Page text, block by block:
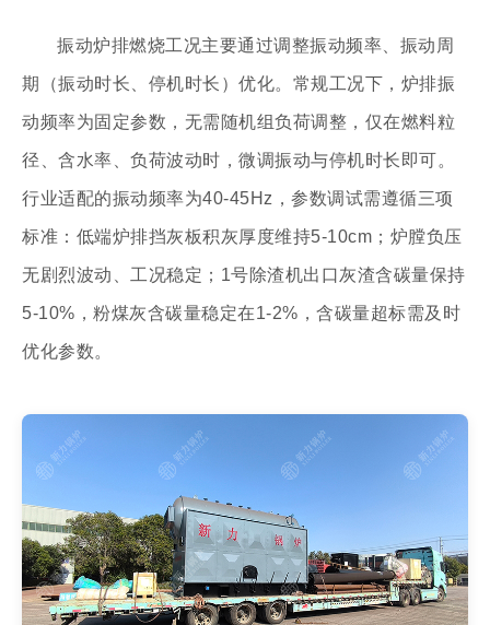
振动炉排燃烧工况主要通过调整振动频率、振动周
期（振动时长、停机时长）优化。常规工况下，炉排振
动频率为固定参数，无需随机组负荷调整，仅在燃料粒
径、含水率、负荷波动时，微调振动与停机时长即可。
行业适配的振动频率为40-45Hz，参数调试需遵循三项
标准：低端炉排挡灰板积灰厚度维持5-10cm；炉膛负压
无剧烈波动、工况稳定；1号除渣机出口灰渣含碳量保持
5-10%，粉煤灰含碳量稳定在1-2%，含碳量超标需及时
优化参数。